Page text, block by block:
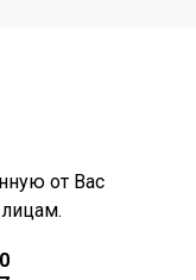
от Вас